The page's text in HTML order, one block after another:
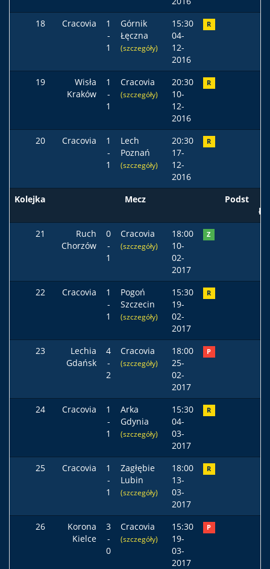
18
Cracovia
1
-
1
Górnik
Łęczna
(szczegóły)
15:30
04-
12-
2016
R
19
Wisła
Kraków
1
-
1
Cracovia
(szczegóły)
20:30
10-
12-
2016
R
20 Cracovia
1
-
1
Lech
Poznań
(szczegóły)
20:30
17-
12-
2016
R
Kolejka Mecz Podst
21
Ruch
Chorzów
0
-
1
Cracovia
(szczegóły)
18:00
10-
02-
2017
Z
22 Cracovia
1
-
1
Pogoń
Szczecin
(szczegóły)
15:30
19-
02-
2017
R
23
Lechia
Gdańsk
4
-
2
Cracovia
(szczegóły)
18:00
25-
02-
2017
P
24 Cracovia
1
-
1
Arka
Gdynia
(szczegóły)
15:30
04-
03-
2017
R
25 Cracovia
1
-
1
Zagłębie
Lubin
(szczegóły)
18:00
13-
03-
2017
R
26
Korona
Kielce
3
-
0
Cracovia
(szczegóły)
15:30
19-
03-
2017
P